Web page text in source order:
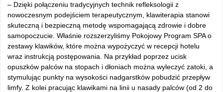
– Dzięki połączeniu tradycyjnych technik refleksologii z
nowoczesnym podejściem terapeutycznym, klawiterapia stanowi
skuteczną i bezpieczną metodę wspomagającą zdrowie i dobre
samopoczucie. Właśnie rozszerzyliśmy Pokojowy Program SPA o
zestawy klawików, które można wypożyczyć w recepcji hotelu
wraz instrukcją postępowania. Na przykład poprzez ucisk
opuszków palców na stopach i dłoniach można wyleczyć zatoki, a
stymulując punkty na wysokości nadgarstków pobudzić przepływ
limfy. Z kolei pracując klawikami na linii u nasady palców (od 2 do